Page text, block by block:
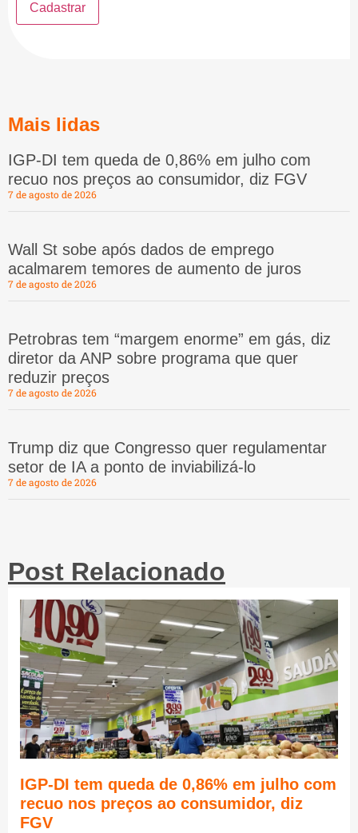
Mais lidas
IGP-DI tem queda de 0,86% em julho com
recuo nos preços ao consumidor, diz FGV
7 de agosto de 2026
Wall St sobe após dados de emprego
acalmarem temores de aumento de juros
7 de agosto de 2026
Petrobras tem “margem enorme” em gás, diz
diretor da ANP sobre programa que quer
reduzir preços
7 de agosto de 2026
Trump diz que Congresso quer regulamentar
setor de IA a ponto de inviabilizá-lo
7 de agosto de 2026
Post Relacionado
IGP-DI tem queda de 0,86% em julho com
recuo nos preços ao consumidor, diz
FGV